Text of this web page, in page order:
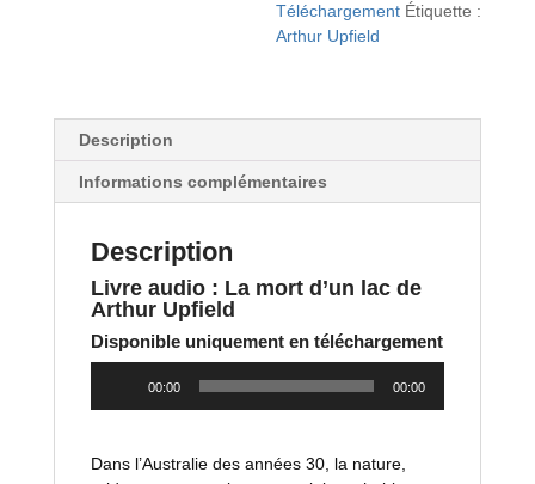
Téléchargement Étiquette :
Arthur Upfield
Description
Informations complémentaires
Description
Livre audio : La mort d’un lac de
Arthur Upfield
Disponible uniquement en téléchargement
00:00 00:00
Dans l’Australie des années 30, la nature,